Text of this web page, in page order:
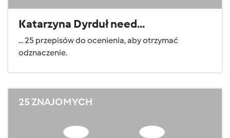
Katarzyna Dyrduł need...
... 25 przepisów do ocenienia, aby otrzymać
odznaczenie.
25 ZNAJOMYCH